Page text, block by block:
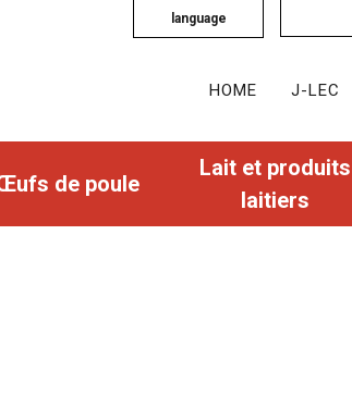
language
HOME J-LEC
de poule
Lait et produits
laitiers